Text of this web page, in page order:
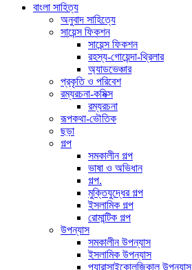
বাংলা সাহিত্য
অনুবাদ সাহিত্যে
সায়েন্স ফিকশন
সায়েন্স ফিকশন
রহস্য-গোয়েন্দা-থ্রিলার
অ্যাডভেঞ্চার
প্রকৃতি ও পরিবেশ
রম্যরচনা-কমিক্স
রম্যরচনা
রূপকথা-ভৌতিক
ছড়া
গল্প
সমকালীন গল্প
ভাষা ও অভিধান
গল্প.
মুক্তিযুদ্ধের গল্প
ইসলামিক গল্প
রোমান্টিক গল্প
উপন্যাস
সমকালীন উপন্যাস
ইসলামিক উপন্যাস
প্যারাসাইকোলজিকাল উপন্যাস